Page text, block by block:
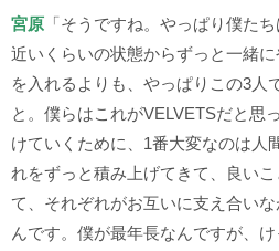
宮原 「そうですね。やっぱり僕たち
近いくらいの状態からずっと一緒
を入れるよりも、やっぱりこの3人
と。僕らはこれがVELVETSだと思
けていくために、 1番大変なのは人
れをずっと積み上げてきて、良い
て、それぞれがお互いに支え合い
んです。僕が最年長なんですが、